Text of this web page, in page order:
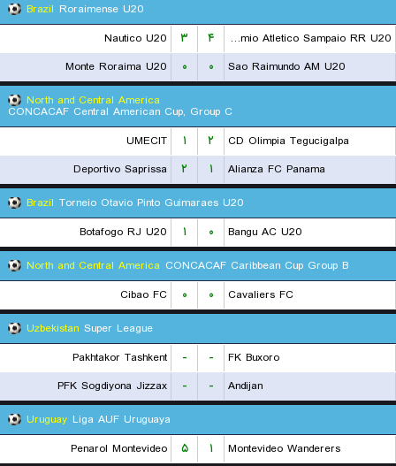
Brazil Roraimense U20
Nautico U20
۳ ۴
Gremio Atletico Sampaio RR U20
Monte Roraima U20
۰ ۰
Sao Raimundo AM U20
North and Central America
CONCACAF Central American Cup, Group C
UMECIT
۱ ۲
CD Olimpia Tegucigalpa
Deportivo Saprissa
۲ ۱
Alianza FC Panama
Brazil Torneio Otavio Pinto Guimaraes U20
Botafogo RJ U20
۱ ۰
Bangu AC U20
North and Central America CONCACAF Caribbean Cup Group B
Cibao FC
۰ ۰
Cavaliers FC
Uzbekistan Super League
Pakhtakor Tashkent
- -
FK Buxoro
PFK Sogdiyona Jizzax
- -
Andijan
Uruguay Liga AUF Uruguaya
Penarol Montevideo
۵ ۱ Montevideo Wanderers